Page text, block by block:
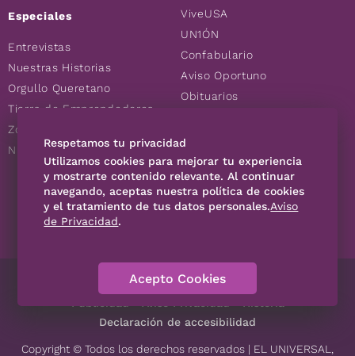
Especiales
Entrevistas
Nuestras Historias
Orgullo Queretano
Tierra de Emprendedores
Zoociales
Nuevos Queretanos
ViveUSA
UN1ÓN
Confabulario
Aviso Oportuno
Obituarios
Consultas
SÍGUENOS
Contáctanos Código de Ética
Declaración de accesibilidad
Copyright © Todos los derechos reservados | EL UNIVERSAL,
Respetamos tu privacidad
Utilizamos cookies para mejorar tu experiencia
y mostrarte contenido relevante. Al continuar
navegando, aceptas nuestra política de cookies
y el tratamiento de tus datos personales.Aviso
de Privacidad.
Acepto Cookies